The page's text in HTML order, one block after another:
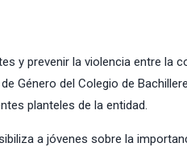
y prevenir la violencia entre la
Género del Colegio de
planteles de la entidad.
a jóvenes sobre la